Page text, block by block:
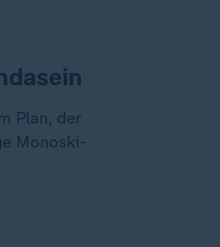
Plan, der
Monoski-